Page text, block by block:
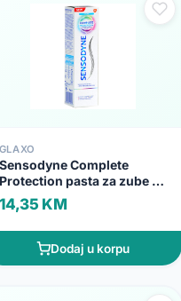
GLAXO
Sensodyne Complete
Protection pasta za zube 75
ml
14,35 KM
Dodaj u korpu